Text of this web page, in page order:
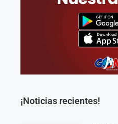
¡Noticias recientes!